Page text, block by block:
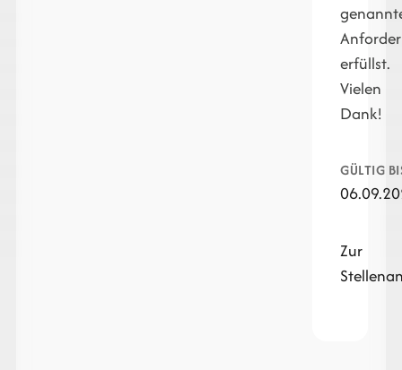
erfüllst.
Vielen
Dank!
GÜLTIG
Zur